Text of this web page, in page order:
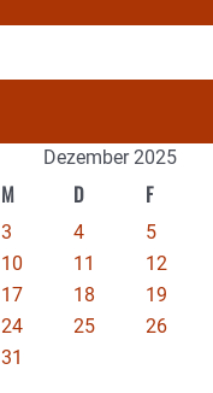
Dezember 2025
M D F
3 4 5
10 11 12
17 18 19
24 25 26
31